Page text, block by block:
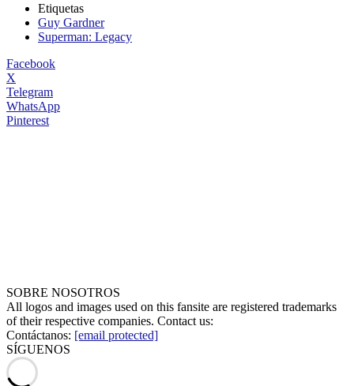
Etiquetas
Guy Gardner
Superman: Legacy
Facebook
X
Telegram
WhatsApp
Pinterest
SOBRE NOSOTROS
All logos and images used on this fansite are registered trademarks
of their respective companies. Contact us:
Contáctanos: [email protected]
SÍGUENOS